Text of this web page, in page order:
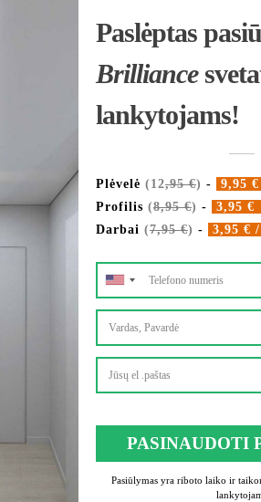
Bendra
užklausos formą,
įkainius terminus ir mūsų
Atvykimas visoje Lietuvoje
dangų pavyzdžius
, skirtingų
jūsų projektui. Išsimatavęs